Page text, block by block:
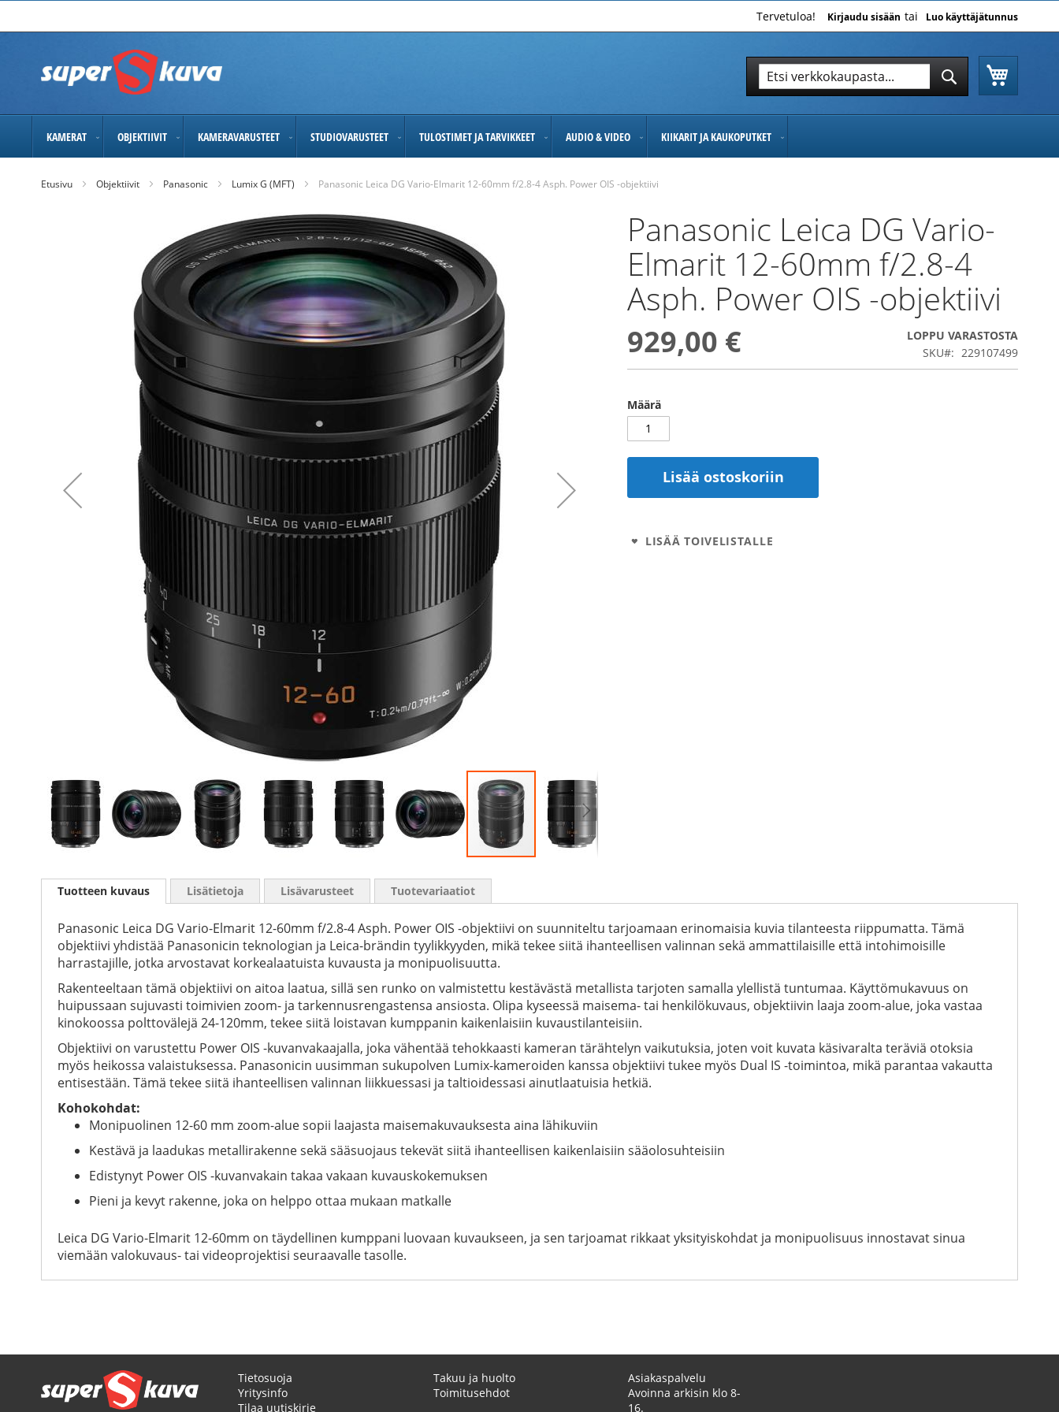
to
Tervetuloa! Kirjaudu sisään Luo käyttäjätunnus
Hae
KAMERAT OBJEKTIIVIT KAMERAVARUSTEET STUDIOVARUSTEET TULOSTIMET JA TARVIKKEET AUDIO & VIDEO KIIKARIT JA KAUKOPUTKET
Etusivu Objektiivit Panasonic Lumix G (MFT) Panasonic Leica DG Vario-Elmarit 12-60mm f/2.8-4 Asph. Power OIS -objektiivi
Panasonic Leica DG Vario-
Elmarit 12-60mm f/2.8-4
Asph. Power OIS -objektiivi
929,00 €
LOPPU VARASTOSTA
SKU
229107499
Määrä
Lisää ostoskoriin
LISÄÄ TOIVELISTALLE
to
images
gallery
Tuotteen kuvaus
Panasonic Leica DG Vario-Elmarit 12-60mm f/2.8-4 Asph. Power OIS -objektiivi on suunniteltu tarjoamaan erinomaisia kuvia tilanteesta riippumatta. Tämä
objektiivi yhdistää Panasonicin teknologian ja Leica-brändin tyylikkyyden, mikä tekee siitä ihanteellisen valinnan sekä ammattilaisille että intohimoisille
harrastajille, jotka arvostavat korkealaatuista kuvausta ja monipuolisuutta.
Rakenteeltaan tämä objektiivi on aitoa laatua, sillä sen runko on valmistettu kestävästä metallista tarjoten samalla ylellistä tuntumaa. Käyttömukavuus on
huipussaan sujuvasti toimivien zoom- ja tarkennusrengastensa ansiosta. Olipa kyseessä maisema- tai henkilökuvaus, objektiivin laaja zoom-alue, joka vastaa
kinokoossa polttovälejä 24-120mm, tekee siitä loistavan kumppanin kaikenlaisiin kuvaustilanteisiin.
Objektiivi on varustettu Power OIS -kuvanvakaajalla, joka vähentää tehokkaasti kameran tärähtelyn vaikutuksia, joten voit kuvata käsivaralta teräviä otoksia
myös heikossa valaistuksessa. Panasonicin uusimman sukupolven Lumix-kameroiden kanssa objektiivi tukee myös Dual IS -toimintoa, mikä parantaa vakautta
entisestään. Tämä tekee siitä ihanteellisen valinnan liikkuessasi ja taltioidessasi ainutlaatuisia hetkiä.
Kohokohdat:
Monipuolinen 12-60 mm zoom-alue sopii laajasta maisemakuvauksesta aina lähikuviin
Kestävä ja laadukas metallirakenne sekä sääsuojaus tekevät siitä ihanteellisen kaikenlaisiin sääolosuhteisiin
Edistynyt Power OIS -kuvanvakain takaa vakaan kuvauskokemuksen
Pieni ja kevyt rakenne, joka on helppo ottaa mukaan matkalle
Leica DG Vario-Elmarit 12-60mm on täydellinen kumppani luovaan kuvaukseen, ja sen tarjoamat rikkaat yksityiskohdat ja monipuolisuus innostavat sinua
viemään valokuvaus- tai videoprojektisi seuraavalle tasolle.
Lisätietoja Lisävarusteet Tuotevariaatiot
Tietosuoja
Yritysinfo
Tilaa uutiskirje
Takuu ja huolto
Toimitusehdot
Asiakaspalvelu
Avoinna arkisin klo 8-
16.